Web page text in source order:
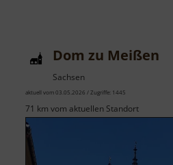
Dom zu Meißen
Sachsen
aktuell vom 03.05.2026 / Zugriffe: 1445
71 km vom aktuellen Standort